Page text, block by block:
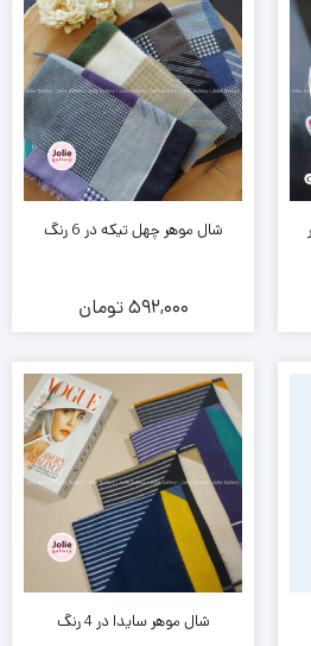
شال موهر چهل تیکه در 6 رنگ
592,000تومان
شال موهر سایدا در 4 رنگ